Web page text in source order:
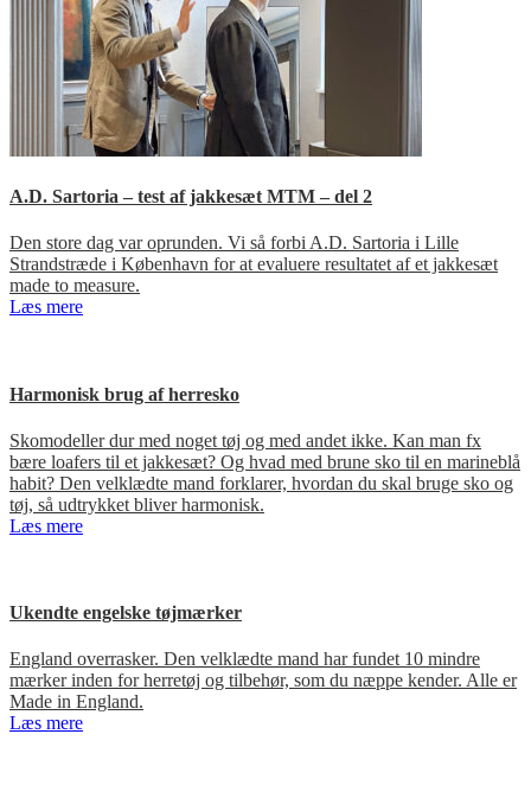
A.D. Sartoria – test af jakkesæt MTM – del 2
Den store dag var oprunden. Vi så forbi A.D. Sartoria i Lille
Strandstræde i København for at evaluere resultatet af et jakkesæt
made to measure.
Læs mere
Harmonisk brug af herresko
Skomodeller dur med noget tøj og med andet ikke. Kan man fx
bære loafers til et jakkesæt? Og hvad med brune sko til en marineblå
habit? Den velklædte mand forklarer, hvordan du skal bruge sko og
tøj, så udtrykket bliver harmonisk.
Læs mere
Ukendte engelske tøjmærker
England overrasker. Den velklædte mand har fundet 10 mindre
mærker inden for herretøj og tilbehør, som du næppe kender. Alle er
Made in England.
Læs mere